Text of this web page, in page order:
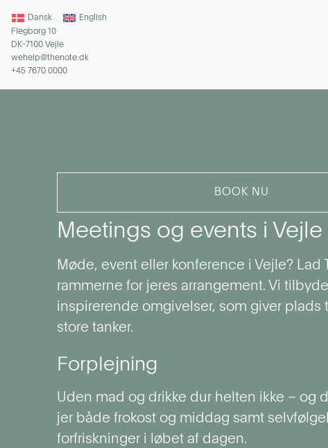
Dansk
English
Flegborg 10
DK-7100 Vejle
wehelp@thenote.dk
+45 7670 0000
BOOK NU
Meetings og events i Vejle
Møde, event eller konference i Vejle? Lad
rammerne for jeres arrangement. Vi
inspirerende omgivelser, som giver plads
store tanker.
Forplejning
Uden mad og drikke dur helten ikke – og
jer både frokost og middag samt
forfriskninger i løbet af dagen.